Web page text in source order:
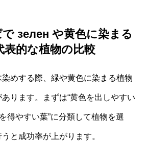
зелен や黄色に染まる
表的な植物の比較
めする際、緑や黄色に染まる植物
ります。まずは“黄色を出しやすい
得やすい葉”に分類して植物を選
と成功率が上がります。